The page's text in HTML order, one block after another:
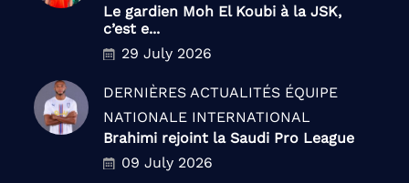
Le gardien Moh El Koubi à la JSK,
c’est e...
29 July 2026
DERNIÈRES ACTUALITÉS ÉQUIPE
NATIONALE INTERNATIONAL
Brahimi rejoint la Saudi Pro League
09 July 2026